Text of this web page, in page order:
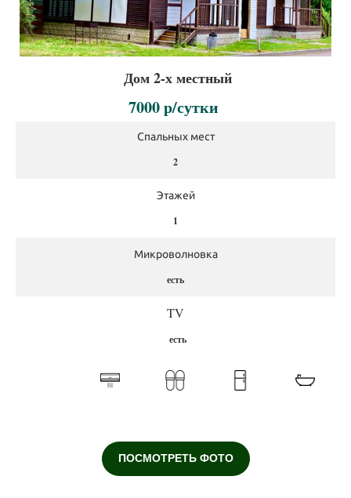
Дом 2-х местный
7000 р/сутки
Спальных мест
2
Этажей
1
Микроволновка
есть
TV
есть
ПОСМОТРЕТЬ ФОТО